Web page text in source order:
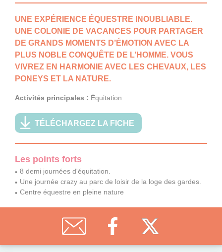
UNE EXPÉRIENCE ÉQUESTRE INOUBLIABLE.
UNE COLONIE DE VACANCES POUR PARTAGER
DE GRANDS MOMENTS D’ÉMOTION AVEC LA
PLUS NOBLE CONQUÊTE DE L’HOMME. VOUS
VIVREZ EN HARMONIE AVEC LES CHEVAUX, LES
PONEYS ET LA NATURE.
Activités principales : Équitation
TÉLÉCHARGEZ LA FICHE
Les points forts
8 demi journées d'équitation.
Une journée crazy au parc de loisir de la loge des gardes.
Centre équestre en pleine nature